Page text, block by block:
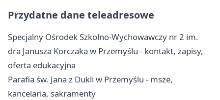
Przydatne dane teleadresowe
Specjalny Ośrodek Szkolno-Wychowawczy nr 2 im.
dra Janusza Korczaka w Przemyślu - kontakt, zapisy,
oferta edukacyjna
Parafia św. Jana z Dukli w Przemyślu - msze,
kancelaria, sakramenty